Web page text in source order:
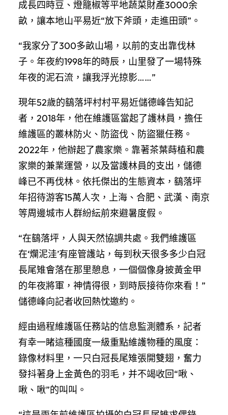
成長四時豆、燈籠椒等平地蔬菜財產3000余
畝，讓本地山平易近“放下斧頭，走進田頭”。
“我家分了300多畝山場，以前的支出靠伐林
子。年夜約1998年的時辰，山里發了一場特殊
年夜的泥石流，讓我浮光掠影……”
現年52歲的鷂落坪村村平易近儲德峰告知記
者，2018年，他在維護區當起了護林員，擔任
維護區的叢林防火、防盜伐、防盜獵任務。
2022年，他辦起了農家樂。靠著茶葉蒔植和農
家樂的兼業運營，以及當護林員的支出，儲德
峰已不再伐林。依托傑出的生態資本，鷂落坪
年招待游客15萬人次，上海、合肥、武漢、南京
等周邊城市人群紛紜前來避暑度假。
“在鷂落坪，人與天然協調共處。我們維護區
在‘爛泥洼’有座管護站，每到秋天很多多少白冠
長尾雉會落在那里憩息，一個個像身披黃金甲
的年夜將軍，神情得很，到時辰接待你來看！”
儲德峰向記者收回熱忱邀約。
經由過程維護區任務站的信息監測體系，記者
有幸一睹這種國度一級重點維護物種的風度：
錄像材料里，一只白冠長尾雉張開雙翅，奮力
發抖著身上金黃色的羽毛，并不竭收回“啾、
啾、啾”的叫叫。